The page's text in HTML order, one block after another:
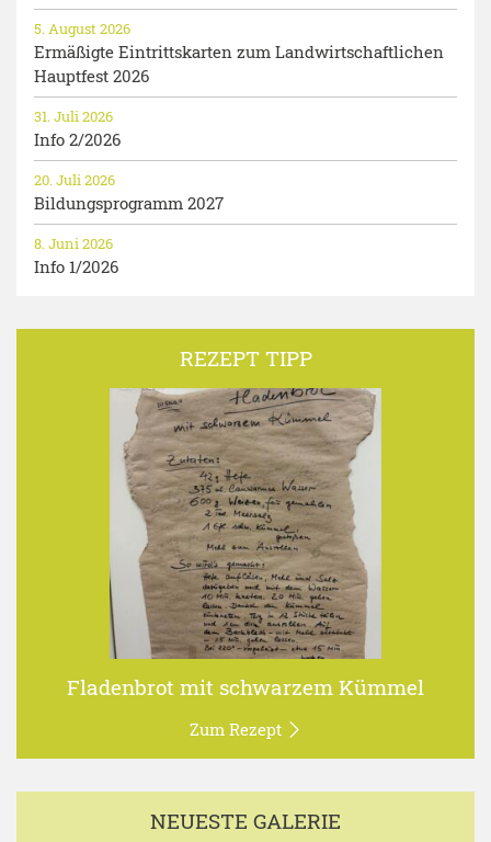
Ermäßigte Eintrittskarten zum Landwirtschaftlichen
Hauptfest 2026
5. August 2026
Info 2/2026
31. Juli 2026
Bildungsprogramm 2027
20. Juli 2026
Info 1/2026
8. Juni 2026
REZEPT TIPP
Fladenbrot mit schwarzem Kümmel
Zum Rezept
NEUESTE GALERIE